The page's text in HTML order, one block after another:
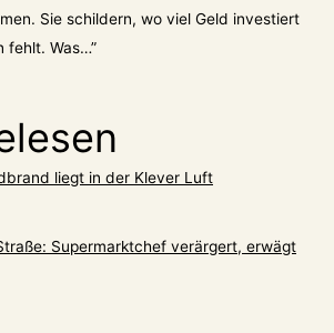
Sie schildern, wo viel Geld investiert
fehlt. Was…”
liegt in der Klever Luft
Supermarktchef verärgert, erwägt